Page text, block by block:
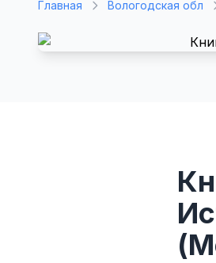
Главная Вологодская обл